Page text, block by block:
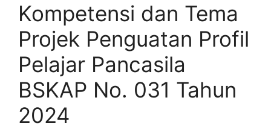
Kompetensi dan Tema
Projek Penguatan Profil
Pelajar Pancasila
BSKAP No. 031 Tahun
2024